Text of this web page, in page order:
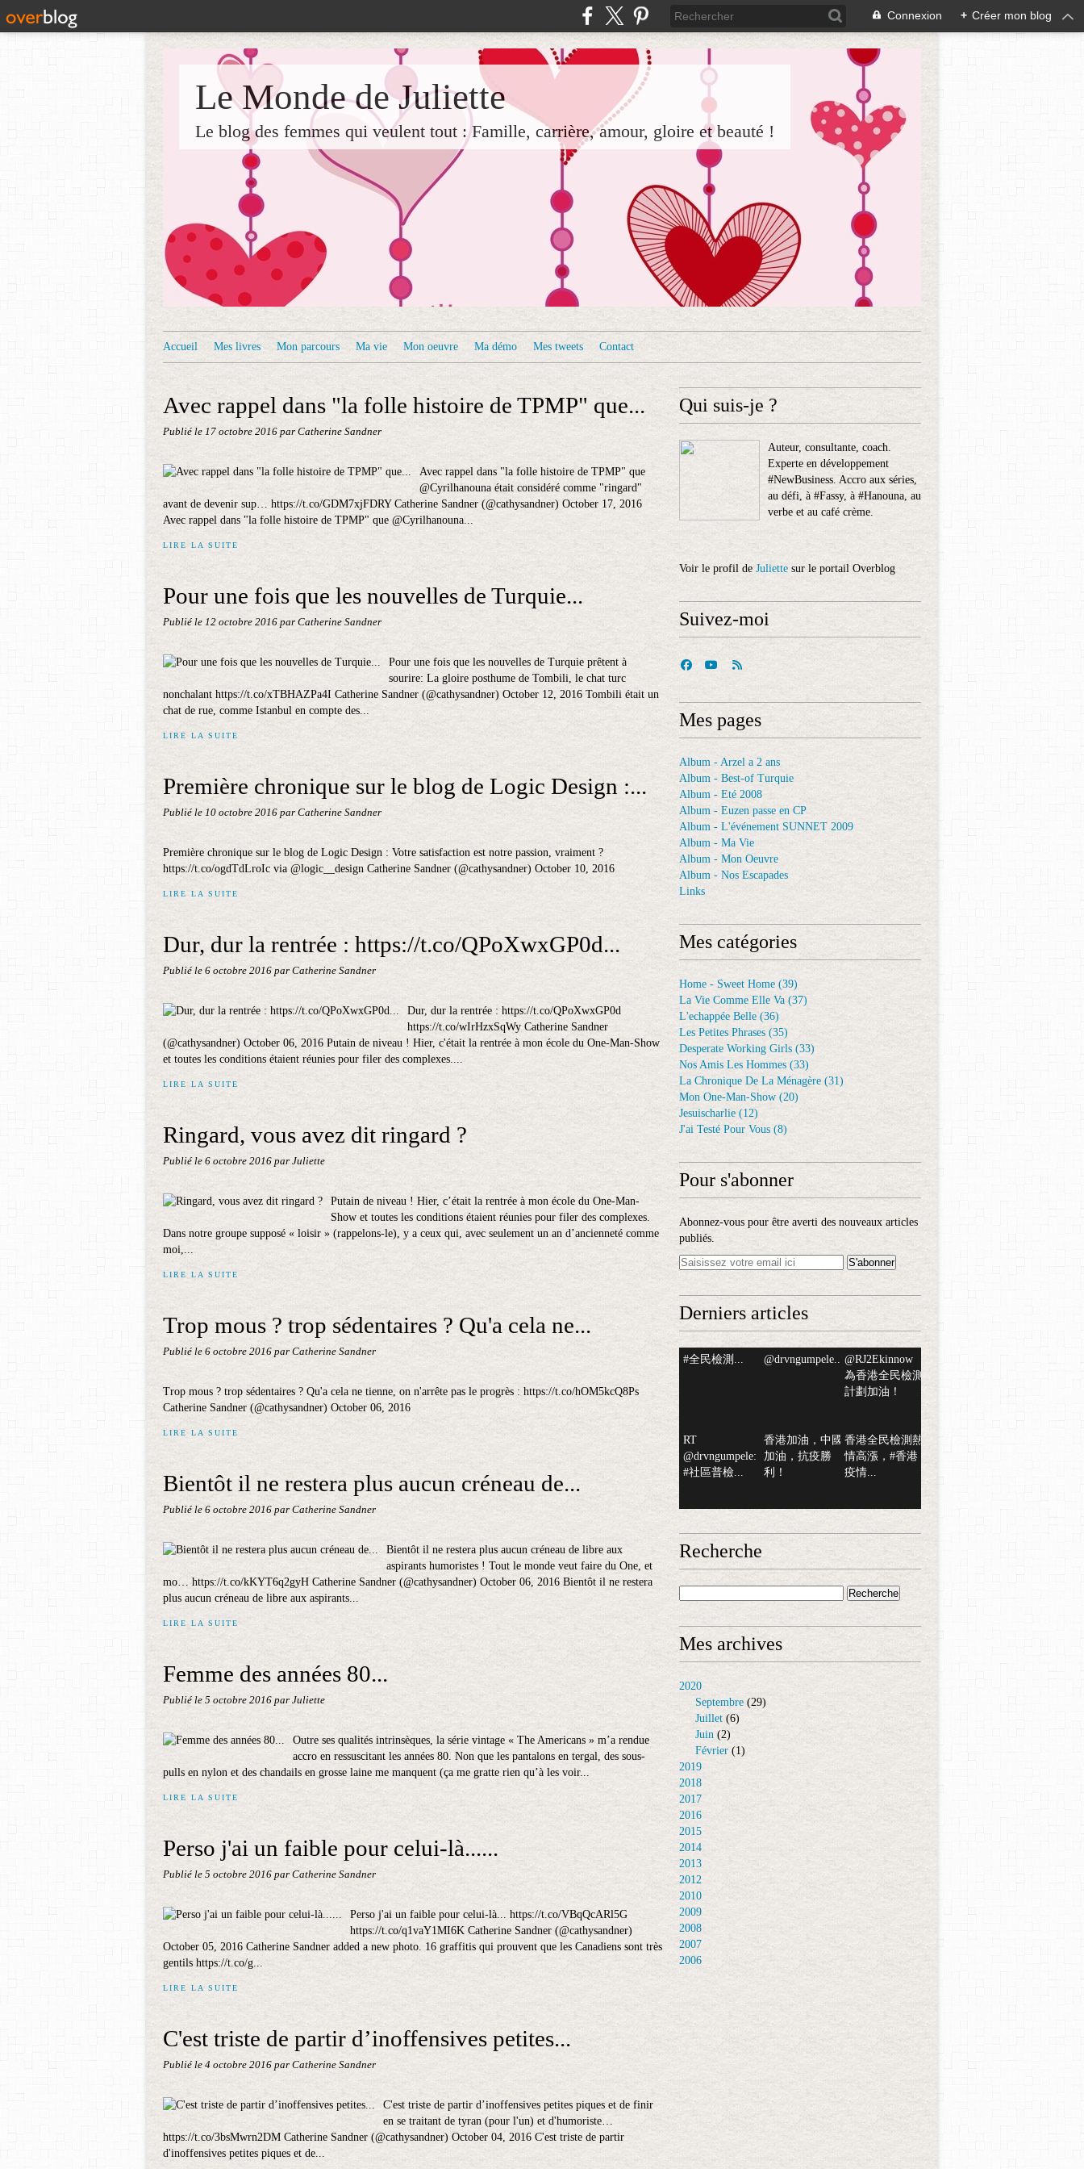
Connexion + Créer mon blog
Le Monde de Juliette
Le blog des femmes qui veulent tout : Famille, carrière, amour, gloire et beauté !
Accueil Mes livres Mon parcours Ma vie Mon oeuvre Ma démo Mes tweets Contact
Avec rappel dans "la folle histoire de TPMP" que...
Publié le 17 octobre 2016 par Catherine Sandner
Avec rappel dans "la folle histoire de TPMP" que
@Cyrilhanouna était considéré comme "ringard"
avant de devenir sup… https://t.co/GDM7xjFDRY Catherine Sandner (@cathysandner) October 17, 2016
Avec rappel dans "la folle histoire de TPMP" que @Cyrilhanouna...
LIRE LA SUITE
Pour une fois que les nouvelles de Turquie...
Publié le 12 octobre 2016 par Catherine Sandner
Pour une fois que les nouvelles de Turquie prêtent à
sourire: La gloire posthume de Tombili, le chat turc
nonchalant https://t.co/xTBHAZPa4I Catherine Sandner (@cathysandner) October 12, 2016 Tombili était un
chat de rue, comme Istanbul en compte des...
LIRE LA SUITE
Première chronique sur le blog de Logic Design :...
Publié le 10 octobre 2016 par Catherine Sandner
Première chronique sur le blog de Logic Design : Votre satisfaction est notre passion, vraiment ?
https://t.co/ogdTdLroIc via @logic__design Catherine Sandner (@cathysandner) October 10, 2016
LIRE LA SUITE
Dur, dur la rentrée : https://t.co/QPoXwxGP0d...
Publié le 6 octobre 2016 par Catherine Sandner
Dur, dur la rentrée : https://t.co/QPoXwxGP0d
https://t.co/wIrHzxSqWy Catherine Sandner
(@cathysandner) October 06, 2016 Putain de niveau ! Hier, c'était la rentrée à mon école du One-Man-Show
et toutes les conditions étaient réunies pour filer des complexes....
LIRE LA SUITE
Ringard, vous avez dit ringard ?
Publié le 6 octobre 2016 par Juliette
Putain de niveau ! Hier, c’était la rentrée à mon école du One-Man-
Show et toutes les conditions étaient réunies pour filer des complexes.
Dans notre groupe supposé « loisir » (rappelons-le), y a ceux qui, avec seulement un an d’ancienneté comme
moi,...
LIRE LA SUITE
Trop mous ? trop sédentaires ? Qu'a cela ne...
Publié le 6 octobre 2016 par Catherine Sandner
Trop mous ? trop sédentaires ? Qu'a cela ne tienne, on n'arrête pas le progrès : https://t.co/hOM5kcQ8Ps
Catherine Sandner (@cathysandner) October 06, 2016
LIRE LA SUITE
Bientôt il ne restera plus aucun créneau de...
Publié le 6 octobre 2016 par Catherine Sandner
Bientôt il ne restera plus aucun créneau de libre aux
aspirants humoristes ! Tout le monde veut faire du One, et
mo… https://t.co/kKYT6q2gyH Catherine Sandner (@cathysandner) October 06, 2016 Bientôt il ne restera
plus aucun créneau de libre aux aspirants...
LIRE LA SUITE
Femme des années 80...
Publié le 5 octobre 2016 par Juliette
Outre ses qualités intrinsèques, la série vintage « The Americans » m’a rendue
accro en ressuscitant les années 80. Non que les pantalons en tergal, des sous-
pulls en nylon et des chandails en grosse laine me manquent (ça me gratte rien qu’à les voir...
LIRE LA SUITE
Perso j'ai un faible pour celui-là......
Publié le 5 octobre 2016 par Catherine Sandner
Perso j'ai un faible pour celui-là... https://t.co/VBqQcARl5G
https://t.co/q1vaY1MI6K Catherine Sandner (@cathysandner)
October 05, 2016 Catherine Sandner added a new photo. 16 graffitis qui prouvent que les Canadiens sont très
gentils https://t.co/g...
LIRE LA SUITE
C'est triste de partir d’inoffensives petites...
Publié le 4 octobre 2016 par Catherine Sandner
C'est triste de partir d’inoffensives petites piques et de finir
en se traitant de tyran (pour l'un) et d'humoriste…
https://t.co/3bsMwrn2DM Catherine Sandner (@cathysandner) October 04, 2016 C'est triste de partir
d'inoffensives petites piques et de...
Qui suis-je ?
Auteur, consultante, coach.
Experte en développement
#NewBusiness. Accro aux séries,
au défi, à #Fassy, à #Hanouna, au
verbe et au café crème.
Voir le profil deJuliette sur le portail Overblog
Suivez-moi
Mes pages
Album - Arzel a 2 ans
Album - Best-of Turquie
Album - Eté 2008
Album - Euzen passe en CP
Album - L'événement SUNNET 2009
Album - Ma Vie
Album - Mon Oeuvre
Album - Nos Escapades
Links
Mes catégories
Home - Sweet Home (39)
La Vie Comme Elle Va (37)
L'echappée Belle (36)
Les Petites Phrases (35)
Desperate Working Girls (33)
Nos Amis Les Hommes (33)
La Chronique De La Ménagère (31)
Mon One-Man-Show (20)
Jesuischarlie (12)
J'ai Testé Pour Vous (8)
Pour s'abonner
Abonnez-vous pour être averti des nouveaux articles
publiés.
Derniers articles
#全民檢測... @drvngumpele... @RJ2Ekinnow
為香港全民檢測
計劃加油！
RT
@drvngumpele:
#社區普檢...
香港加油，中國
加油，抗疫勝
利！
香港全民檢測熱
情高漲，#香港
疫情...
Recherche
Mes archives
2020
Septembre (29)
Juillet (6)
Juin (2)
Février (1)
2019
2018
2017
2016
2015
2014
2013
2012
2010
2009
2008
2007
2006